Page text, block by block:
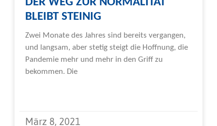
BLEIBT STEINIG
Zwei Monate des Jahres sind bereits vergangen,
und langsam, aber stetig steigt die Hoffnung, die
Pandemie mehr und mehr in den Griff zu
bekommen. Die
März 8, 2021